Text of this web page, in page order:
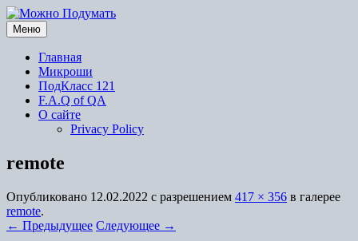
Перейти
к
содержимому
Меню
Главная
Микроши
ПодКласс 121
F.A.Q of QA
О сайте
Privacy Policy
remote
Опубликовано 12.02.2022 с разрешением 417 × 356 в галерее
remote.
← Предыдущее Следующее →